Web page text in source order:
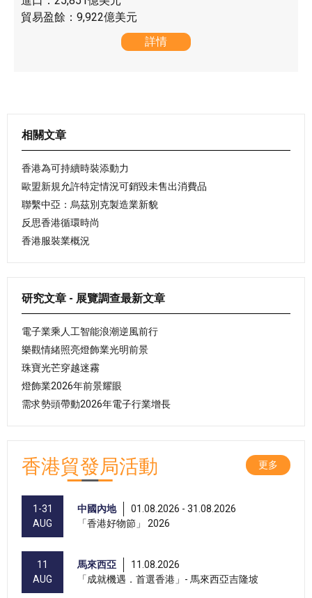
貿易盈餘：9,922億美元
詳情
相關文章
香港為可持續時裝添動力
歐盟新規允許特定情況可銷毀未售出消費品
聯繫中亞：烏茲別克製造業新貌
反思香港循環時尚
香港服裝業概況
研究文章 - 展覽調查最新文章
電子業乘人工智能浪潮逆風前行
樂觀情緒照亮燈飾業光明前景
珠寶光芒穿越迷霧
燈飾業2026年前景耀眼
需求勢頭帶動2026年電子行業增長
香港貿發局活動 更多
1-31
AUG
中國內地
01.08.2026 - 31.08.2026
「香港好物節」 2026
11
AUG
馬來西亞
11.08.2026
「成就機遇．首選香港」- 馬來西亞吉隆坡